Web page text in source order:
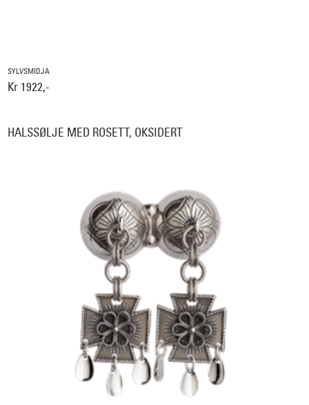
SYLVSMIDJA
Kr 1922,-
HALSSØLJE MED ROSETT, OKSIDERT